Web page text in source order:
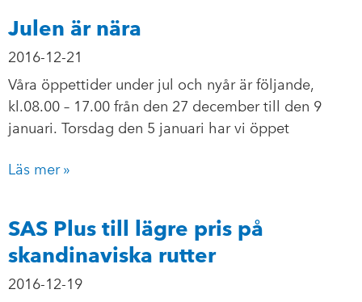
Julen är nära
2016-12-21
Våra öppettider under jul och nyår är följande,
kl.08.00 – 17.00 från den 27 december till den 9
januari. Torsdag den 5 januari har vi öppet
Läs mer »
SAS Plus till lägre pris på
skandinaviska rutter
2016-12-19